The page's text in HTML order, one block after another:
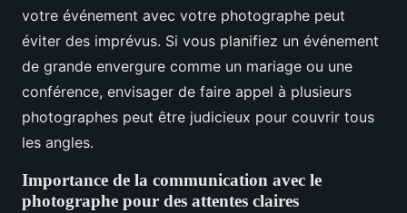
votre événement avec votre photographe peut
éviter des imprévus. Si vous planifiez un événement
de grande envergure comme un mariage ou une
conférence, envisager de faire appel à plusieurs
photographes peut être judicieux pour couvrir tous
les angles.
Importance de la communication avec le
photographe pour des attentes claires